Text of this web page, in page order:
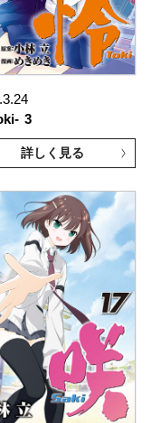
3
詳しく見る